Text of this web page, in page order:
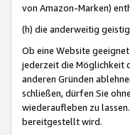
von Amazon-Marken)
(h) die anderweitig
Ob eine Website
jederzeit die Möglichkeit
anderen Gründen
schließen, dürfen Sie
wiederaufleben zu
bereitgestellt wird.